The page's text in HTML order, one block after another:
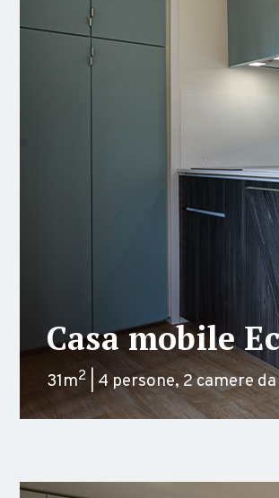
Casa mobile
31m2 | 4 persone, 2 camere